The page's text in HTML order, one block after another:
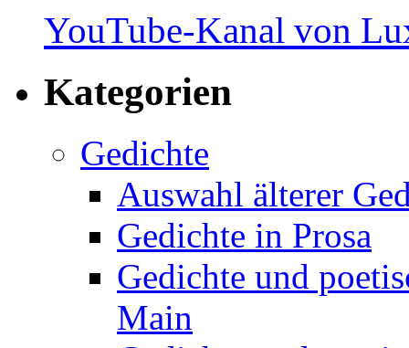
YouTube-Kanal von
Kategorien
Gedichte
Auswahl älterer
Gedichte in Prosa
Gedichte und
Main